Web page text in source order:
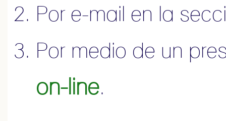
Por e-mail en la
Por medio de un
on-line.